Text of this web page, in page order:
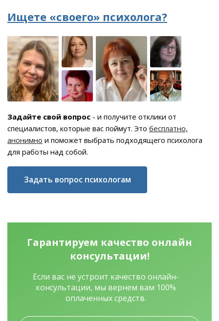
Ищете «своего» психолога?
Задайте свой вопрос - и получите отклики от
специалистов, которые вас поймут. Это бесплатно,
анонимно и поможет выбрать подходящего психолога
для работы над собой.
Задать вопрос психологам
Гарантируем качество онлайн
консультации!
Если вас не устроит качество онлайн-
консультации, мы вернем вам 100%
оплаченных средств.